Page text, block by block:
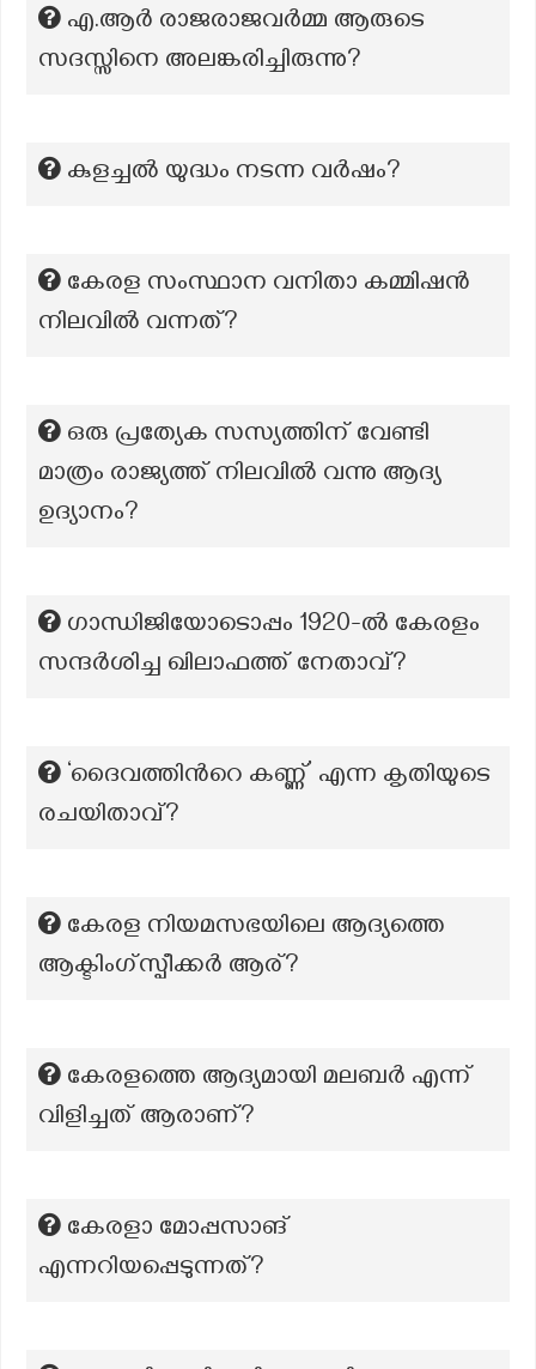
എ.ആർ രാജരാജവർമ്മ ആരുടെ
സദസ്സിനെ അലങ്കരിച്ചിരുന്നു?
കുളച്ചൽ യുദ്ധം നടന്ന വർഷം?
കേരള സംസ്ഥാന വനിതാ കമ്മിഷൻ
നിലവിൽ വന്നത്?
ഒരു പ്രത്യേക സസ്യത്തിന് വേണ്ടി
മാത്രം രാജ്യത്ത് നിലവിൽ വന്നു ആദ്യ
ഉദ്യാനം?
ഗാന്ധിജിയോടൊപ്പം 1920-ല്‍ കേരളം
സന്ദര്‍ശിച്ച ഖിലാഫത്ത് നേതാവ്?
‘ദൈവത്തിന്‍റെ കണ്ണ്’ എന്ന കൃതിയുടെ
രചയിതാവ്?
കേരള നിയമസഭയിലെ ആദ്യത്തെ
ആക്ടിംഗ്സ്പീക്കര്‍ ആര്?
കേരളത്തെ ആദ്യമായി മലബര്‍ എന്ന്
വിളിച്ചത് ആരാണ്?
കേരളാ മോപ്പസാങ്
എന്നറിയപ്പെടുന്നത്?